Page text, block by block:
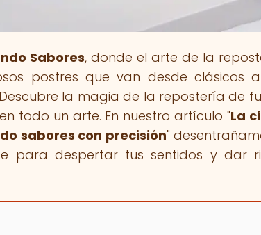
Sabores, donde el arte de la
postres que van desde clásicos
la magia de la repostería de
todo un arte. En nuestro artículo "La
sabores con precisión"
para despertar tus sentidos y dar